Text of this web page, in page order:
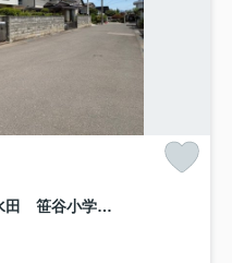
売地・住宅用地 福島市笹谷出水田 笹谷小学校・信陵中学校